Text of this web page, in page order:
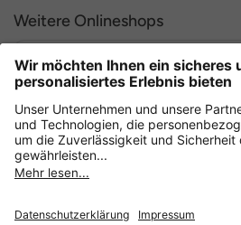
Weitere Onlineshops
Deutschland
Sicher einkaufen mit